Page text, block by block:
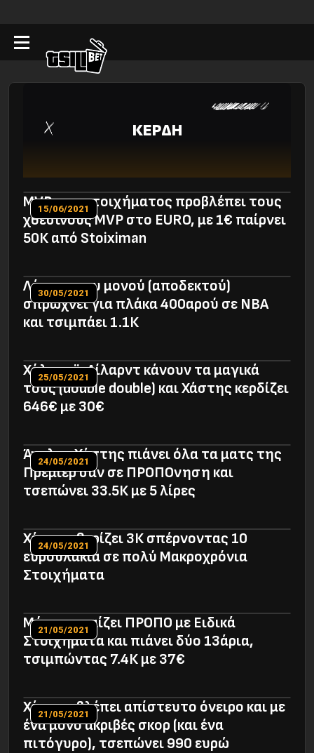
ΚΕΡΔΗ
MVP του στοιχήματος προβλέπει τους
χθεσινούς MVP στο EURO, με 1€ παίρνει
50Κ από Stoiximan
15/06/2021
Λάτρης του μονού (αποδεκτού)
σπρώχνει για πλάκα 400αρού σε NBA
και τσιμπάει 1.1Κ
30/05/2021
Χόλιντεϊ-Λίλαρντ κάνουν τα μαγικά
τους (double double) και Χάστης κερδίζει
646€ με 30€
25/05/2021
Άγγλος Χάστης πιάνει όλα τα ματς της
Πρέμιερ σαν σε ΠΡΟΠΟνηση και
τσεπώνει 33.5Κ με 5 λίρες
24/05/2021
Χάστης θερίζει 3Κ σπέρνοντας 10
ευρουλάκια σε πολύ Μακροχρόνια
Στοιχήματα
24/05/2021
Μύστης παίζει ΠΡΟΠΟ με Ειδικά
Στοιχήματα και πιάνει δύο 13άρια,
τσιμπώντας 7.4Κ με 37€
21/05/2021
Χάστης βλέπει απίστευτο όνειρο και με
ένα μόνο ακριβές σκορ (και ένα
πιτόγυρο), τσεπώνει 990 ευρώ
21/05/2021